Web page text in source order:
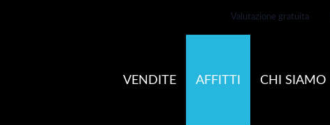
Valutazione gratuita
VENDITE AFFITTI CHI SIAMO